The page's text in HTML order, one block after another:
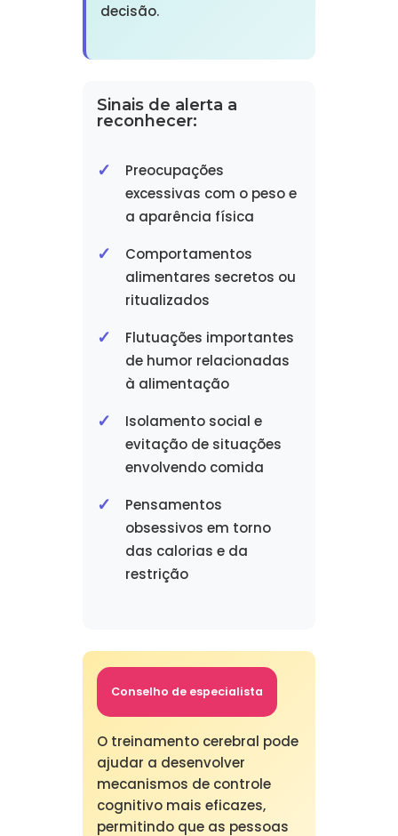
decisão.
Sinais de alerta a
reconhecer:
Preocupações
excessivas com o peso e
a aparência física
Comportamentos
alimentares secretos ou
ritualizados
Flutuações importantes
de humor relacionadas
à alimentação
Isolamento social e
evitação de situações
envolvendo comida
Pensamentos
obsessivos em torno
das calorias e da
restrição
Conselho de especialista
O treinamento cerebral pode
ajudar a desenvolver
mecanismos de controle
cognitivo mais eficazes,
permitindo que as pessoas